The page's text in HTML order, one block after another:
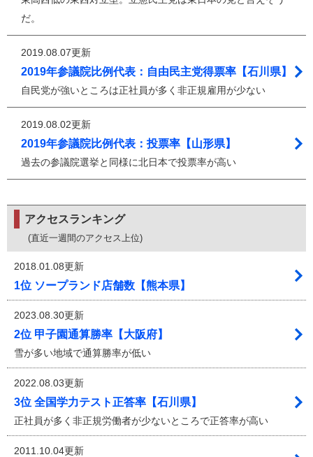
だ。
2019.08.07更新
2019年参議院比例代表：自由民主党得票率【石川県】
自民党が強いところは正社員が多く非正規雇用が少ない
2019.08.02更新
2019年参議院比例代表：投票率【山形県】
過去の参議院選挙と同様に北日本で投票率が高い
アクセスランキング
(直近一週間のアクセス上位)
2018.01.08更新
1位 ソープランド店舗数【熊本県】
2023.08.30更新
2位 甲子園通算勝率【大阪府】
雪が多い地域で通算勝率が低い
2022.08.03更新
3位 全国学力テスト正答率【石川県】
正社員が多く非正規労働者が少ないところで正答率が高い
2011.10.04更新